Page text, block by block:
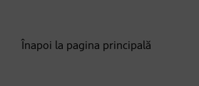
Înapoi la pagina principală